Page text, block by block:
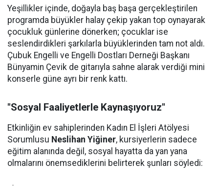
Yeşillikler içinde, doğayla baş başa gerçekleştirilen
programda büyükler halay çekip yakan top oynayarak
çocukluk günlerine dönerken; çocuklar ise
seslendirdikleri şarkılarla büyüklerinden tam not aldı.
Çubuk Engelli ve Engelli Dostları Derneği Başkanı
Bünyamin Çevik de gitarıyla sahne alarak verdiği mini
konserle güne ayrı bir renk kattı.
"Sosyal Faaliyetlerle Kaynaşıyoruz"
Etkinliğin ev sahiplerinden Kadın El İşleri Atölyesi
Sorumlusu Neslihan Yiğiner, kursiyerlerin sadece
eğitim alanında değil, sosyal hayatta da yan yana
olmalarını önemsediklerini belirterek şunları söyledi: